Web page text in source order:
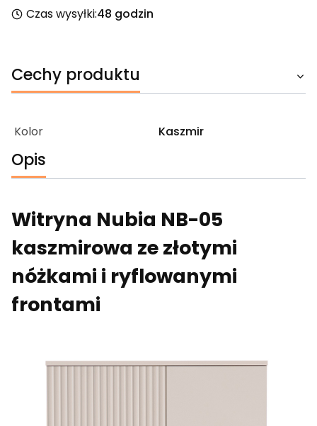
Czas wysyłki:48 godzin
Cechy produktu
Kolor Kaszmir
Opis
Witryna Nubia NB-05
kaszmirowa ze złotymi
nóżkami i ryflowanymi
frontami